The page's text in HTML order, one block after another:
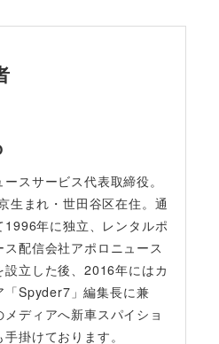
スサービス代表取締役。
生まれ・世田谷区在住。通
1996年に独立、レンタルポ
ス配信会社アポロニュース
設立した後、2016年にはカ
「Spyder7」編集長に兼
メディアへ新車スパイショ
掛けております。